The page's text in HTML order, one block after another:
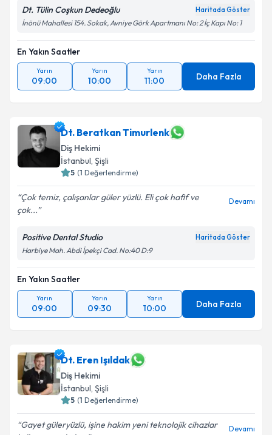
Dt. Tülin Coşkun Dedeoğlu Haritada Göster
İnönü Mahallesi 154. Sokak, Avniye Görk Apartmanı No: 2 İç Kapı No: 1
En Yakın Saatler
Yarın
09:00
Yarın
10:00
Yarın
11:00 Daha Fazla
Dt. Beratkan Timurlenk
Diş Hekimi
İstanbul, Şişli
5 (1 Değerlendirme)
Çok temiz, çalışanlar güler yüzlü. Eli çok hafif ve
çok...
Devamı
Positive Dental Studio Haritada Göster
Harbiye Mah. Abdi İpekçi Cad. No:40 D:9
En Yakın Saatler
Yarın
09:00
Yarın
09:30
Yarın
10:00 Daha Fazla
Dt. Eren Işıldak
Diş Hekimi
İstanbul, Şişli
5 (1 Değerlendirme)
Gayet güleryüzlü, işine hakim yeni teknolojik cihazlar
Devamı